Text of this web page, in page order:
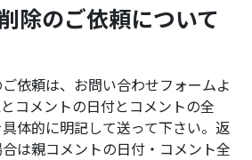
除のご依頼について
依頼は、 お問い合わせフォームよ
コメントの日付とコメントの全
体的に明記して送って下さい。返
は親コメントの日付・コメント全